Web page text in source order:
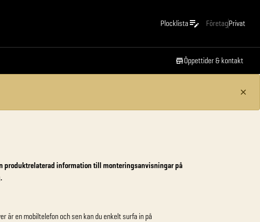
Plocklista FöretagPrivat
Öppettider & kontakt
produktrelaterad information till monteringsanvisningar på
är en mobiltelefon och sen kan du enkelt surfa in på